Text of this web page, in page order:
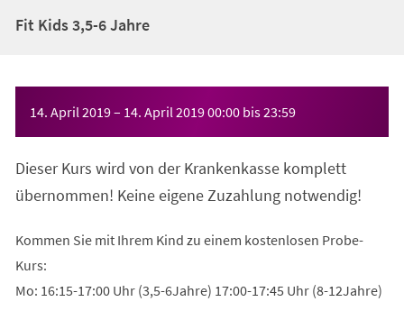
Fit Kids 3,5-6 Jahre
14. April 2019– 14. April 201900:00 bis23:59
Dieser Kurs wird von der Krankenkasse komplett
übernommen! Keine eigene Zuzahlung notwendig!
Kommen Sie mit Ihrem Kind zu einem kostenlosen Probe-
Kurs:
Mo: 16:15-17:00 Uhr (3,5-6Jahre) 17:00-17:45 Uhr (8-12Jahre)